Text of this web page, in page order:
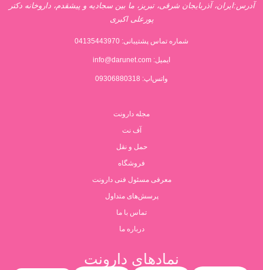
آدرس:ایران، آذربایجان شرقی، تبریز، ما بین سجادیه و پیشقدم، داروخانه دکتر
پورعلی اکبری
شماره تماس پشتیبانی: 04135443970
ایمیل: info@darunet.com
واتس‌اپ: 09306880318
مجله دارونت
آف نت
حمل و نقل
فروشگاه
معرفی مسئول فنی دارونت
پرسش‌های متداول
تماس با ما
درباره ما
نمادهای دارونت